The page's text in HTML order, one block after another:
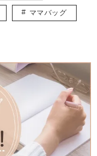
ママバッグ